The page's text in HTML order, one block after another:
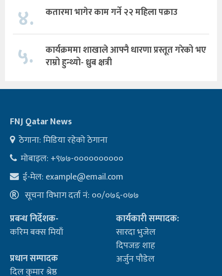
४. कतारमा भागेर काम गर्ने २२ महिला पक्राउ
५.
कार्यक्रममा शाखाले आफ्नै धारणा प्रस्तूत गरेको भए
राम्रो हुन्थ्यो- ध्रुब क्षत्री
FNJ Qatar News
ठेगाना: मिडिया रहेको ठेगाना
मोबाइल: +९७७-००००००००००
ई-मेल: example@email.com
सूचना विभाग दर्ता नं: ००/०७६-०७७
प्रबन्ध निर्देशक-
करिम बक्स मियाँ
प्रधान सम्पादक
दिल कुमार श्रेष्ठ
कार्यकारी सम्पादक:
सारदा भुजेल
दिपजङ शाह
अर्जुन पौडेल